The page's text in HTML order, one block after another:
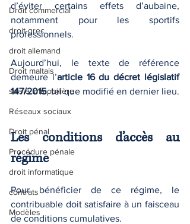
Droit commercial
droit grec
droit allemand
Droit maltais
saisie immobilière
Réseaux sociaux
Droit pénal
Procédure pénale
droit informatique
contrats
Modèles
d’éviter certains effets d’aubaine,
notamment pour les sportifs
professionnels.
Aujourd’hui, le texte de référence
demeure l’article 16 du décret législatif
147/2015, tel que modifié en dernier lieu.
Les conditions d’accès au
régime
Pour bénéficier de ce régime, le
contribuable doit satisfaire à un faisceau
de conditions cumulatives.